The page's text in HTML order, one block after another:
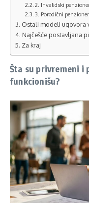
2. Invalidski
3. Porodični
Ostali modeli ugovora
Najčešće postavljana
Za kraj
Šta su privremeni i
funkcionišu?